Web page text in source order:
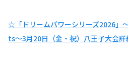
☆「ドリームパワーシリーズ2026」
ts～3月20日（金・祝）八王子大会詳